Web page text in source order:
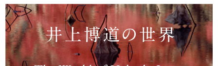
└ 手紬手織り麻
└ 先染め麻
└ からみ織
└ グレーズリネン
└ 綿麻帆布
└ リネンツイード
└ リネンハンプ
└ ざっくり麻
└ オーガニックの蚊帳
└ かやキノミシリーズ
└ ふちどりシリーズ
└ 花紋シリーズ
└ 小紋シリーズ
└ 華わびシリーズ
└ 波ステッチシリーズ
└ あゆみ鹿シリーズ
└ 森の鹿シリーズ
└ まほろばシリーズ
└ 刺し子渦シリーズ
└ 革の水玉シリーズ
└ 新ビオシリーズ